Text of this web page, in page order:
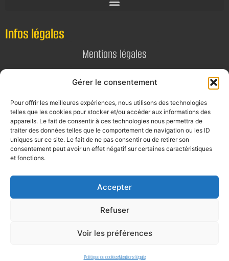
Gérer le consentement
Pour offrir les meilleures expériences, nous utilisons des technologies
telles que les cookies pour stocker et/ou accéder aux informations des
appareils. Le fait de consentir à ces technologies nous permettra de
traiter des données telles que le comportement de navigation ou les ID
uniques sur ce site. Le fait de ne pas consentir ou de retirer son
consentement peut avoir un effet négatif sur certaines caractéristiques
et fonctions.
Accepter
Refuser
Voir les préférences
Politique de cookiesMentions légale
Infos légales
Mentions légales
Politique de confidentialité
Contact
E-mail
contact@alta-studio.fr
0760115323